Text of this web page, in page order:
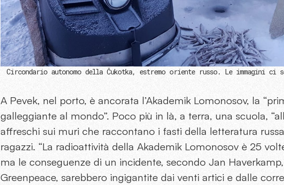
Circondario autonomo della Čukotka, estremo oriente russo. Le immagini ci
A Pevek, nel porto, è ancorata l’Akademik Lomonosov, la
galleggiante al mondo”. Poco più in là, a terra, una scuola,
affreschi sui muri che raccontano i fasti della letteratura
ragazzi. “La radioattività della Akademik Lomonosov è 25
ma le conseguenze di un incidente, secondo Jan
Greenpeace, sarebbero ingigantite dai venti artici e dalle